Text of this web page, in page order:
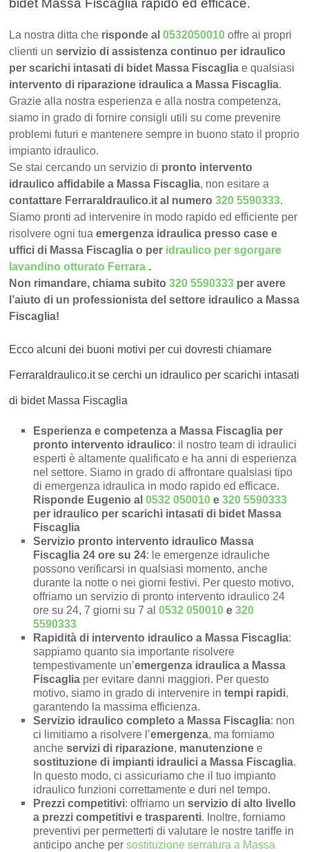
bidet Massa Fiscaglia rapido ed efficace.
La nostra ditta che risponde al0532050010 offre ai propri
clienti unservizio di assistenza continuo per idraulico
per scarichi intasati di bidet Massa Fiscaglia e qualsiasi
intervento di riparazione idraulica a Massa Fiscaglia.
Grazie alla nostra esperienza e alla nostra competenza,
siamo in grado di fornire consigli utili su come prevenire
problemi futuri e mantenere sempre in buono stato il proprio
impianto idraulico.
Se stai cercando un servizio di pronto intervento
idraulico affidabile a Massa Fiscaglia, non esitare a
contattare FerraraIdraulico.it al numero320 5590333.
Siamo pronti ad intervenire in modo rapido ed efficiente per
risolvere ogni tuaemergenza idraulica presso case e
uffici di Massa Fiscaglia o per idraulico per sgorgare
lavandino otturato Ferrara .
Non rimandare, chiama subito320 5590333 per avere
l’aiuto di un professionista del settore idraulico a Massa
Fiscaglia!
Ecco alcuni dei buoni motivi per cui dovresti chiamare
FerraraIdraulico.it se cerchi un idraulico per scarichi intasati
di bidet Massa Fiscaglia
Esperienza e competenza a Massa Fiscaglia per
pronto intervento idraulico: il nostro team di idraulici
esperti è altamente qualificato e ha anni di esperienza
nel settore. Siamo in grado di affrontare qualsiasi tipo
di emergenza idraulica in modo rapido ed efficace.
Risponde Eugenio al0532 050010 e320 5590333
per idraulico per scarichi intasati di bidet Massa
Fiscaglia
Servizio pronto intervento idraulico Massa
Fiscaglia 24 ore su 24: le emergenze idrauliche
possono verificarsi in qualsiasi momento, anche
durante la notte o nei giorni festivi. Per questo motivo,
offriamo un servizio di pronto intervento idraulico 24
ore su 24, 7 giorni su 7 al0532 050010 e320
5590333
Rapidità di intervento idraulico a Massa Fiscaglia:
sappiamo quanto sia importante risolvere
tempestivamente un’emergenza idraulica a Massa
Fiscaglia per evitare danni maggiori. Per questo
motivo, siamo in grado di intervenire intempi rapidi,
garantendo la massima efficienza.
Servizio idraulico completo a Massa Fiscaglia: non
ci limitiamo a risolvere l’emergenza, ma forniamo
ancheservizi di riparazione, manutenzione e
sostituzione di impianti idraulici a Massa Fiscaglia.
In questo modo, ci assicuriamo che il tuo impianto
idraulico funzioni correttamente e duri nel tempo.
Prezzi competitivi: offriamo unservizio di alto livello
a prezzi competitivi e trasparenti. Inoltre, forniamo
preventivi per permetterti di valutare le nostre tariffe in
anticipo anche persostituzione serratura a Massa